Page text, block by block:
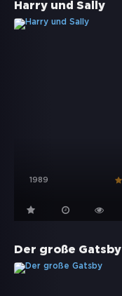
Harry und Sally
1989
Der große Gatsby